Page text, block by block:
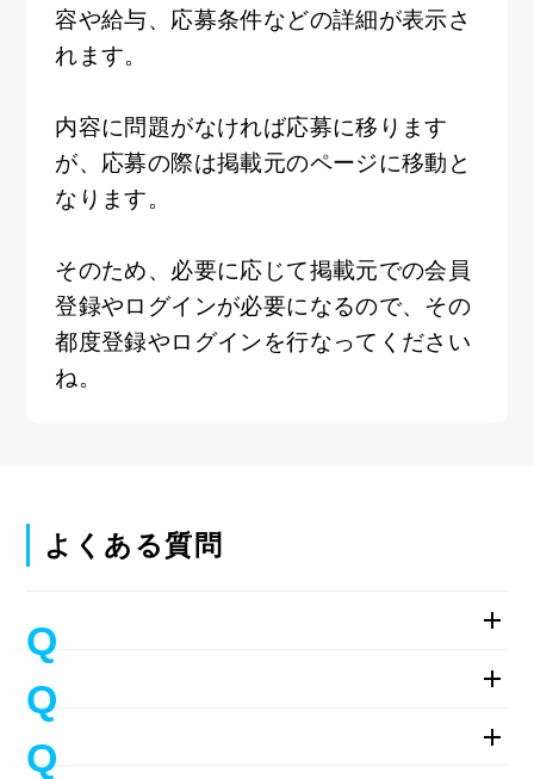
容や給与、応募条件などの詳細が表示さ
れます。
内容に問題がなければ応募に移ります
が、応募の際は掲載元のページに移動と
なります。
そのため、必要に応じて掲載元での会員
登録やログインが必要になるので、その
都度登録やログインを行なってください
ね。
よくある質問